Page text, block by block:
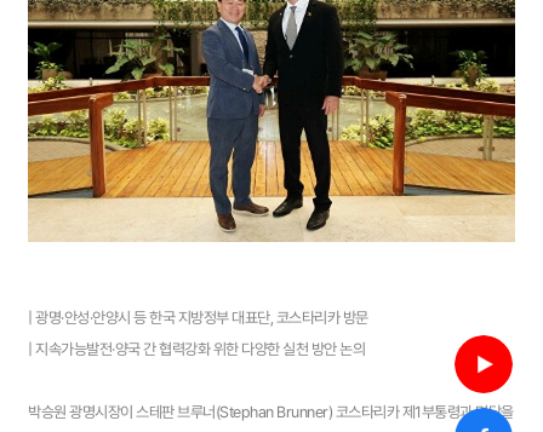
| 광명·안성·안양시 등 한국 지방정부 대표단, 코스타리카 방문
| 지속가능발전·양국 간 협력강화 위한 다양한 실천 방안 논의
박승원 광명시장이 스테판 브루너(Stephan Brunner) 코스타리카 제1부통령과 면담을